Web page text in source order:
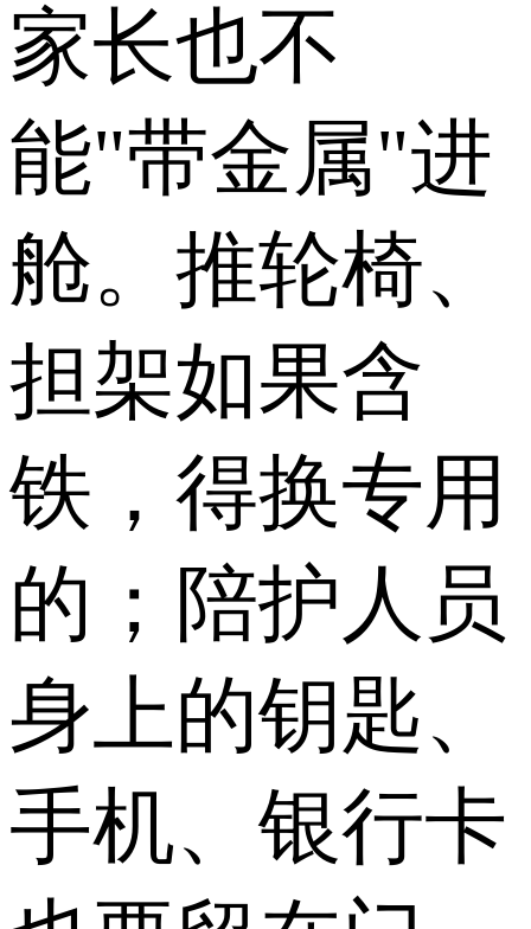
家长也不
能"带金属"进
舱。推轮椅、
担架如果含
铁，得换专用
的；陪护人员
身上的钥匙、
手机、银行卡